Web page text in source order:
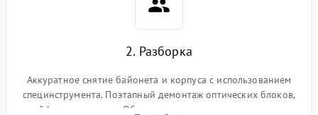
2. Разборка
Аккуратное снятие байонета и корпуса с использованием
специнструмента. Поэтапный демонтаж оптических блоков,
шлейфов и приводов. Обязательная маркировка положения